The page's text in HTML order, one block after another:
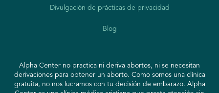
derivaciones para obtener un aborto. Como somos una clínica
gratuita, no nos lucramos con tu decisión de embarazo. Alpha
Center es una clínica médica cristiana que presta atención sin